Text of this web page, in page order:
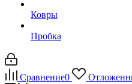
Ковры
Пробка
Сравнение0